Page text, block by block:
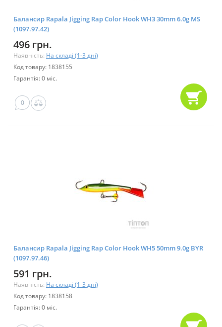
Балансир Rapala Jigging Rap Color Hook WH3 30mm 6.0g MS
(1097.97.42)
496 грн.
Наявність: На складі (1-3 дні)
Код товару: 1838155
Гарантія: 0 міс.
0
Балансир Rapala Jigging Rap Color Hook WH5 50mm 9.0g BYR
(1097.97.46)
591 грн.
Наявність: На складі (1-3 дні)
Код товару: 1838158
Гарантія: 0 міс.